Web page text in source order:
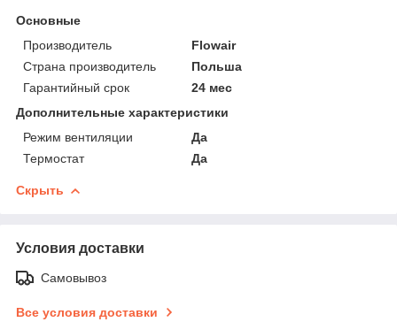
Основные
Производитель
Flowair
Страна производитель
Польша
Гарантийный срок
24 мес
Дополнительные характеристики
Режим вентиляции
Да
Термостат
Да
Скрыть
Условия доставки
Самовывоз
Все условия доставки